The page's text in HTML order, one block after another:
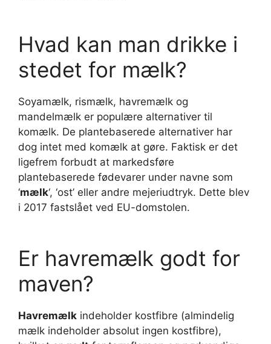
Hvad kan man drikke i
stedet for mælk?
Soyamælk, rismælk, havremælk og
mandelmælk er populære alternativer til
komælk. De plantebaserede alternativer har
dog intet med komælk at gøre. Faktisk er det
ligefrem forbudt at markedsføre
plantebaserede fødevarer under navne som
‘mælk‘, ‘ost’ eller andre mejeriudtryk. Dette blev
i 2017 fastslået ved EU-domstolen.
Er havremælk godt for
maven?
Havremælk indeholder kostfibre (almindelig
mælk indeholder absolut ingen kostfibre),